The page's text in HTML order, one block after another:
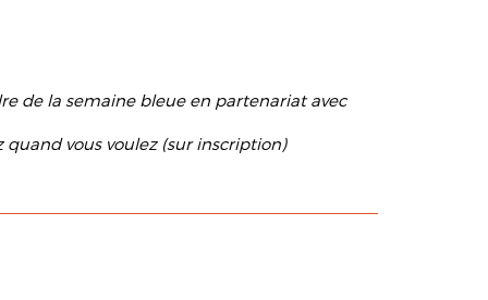
de la semaine bleue en partenariat avec
vous voulez (sur inscription)